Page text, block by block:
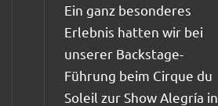
Ein ganz besonderes
Erlebnis hatten wir bei
unserer Backstage-
Führung beim Cirque du
Soleil zur Show Alegría in